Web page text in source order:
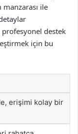
ile
profesyonel destek
için bu
erişimi kolay bir